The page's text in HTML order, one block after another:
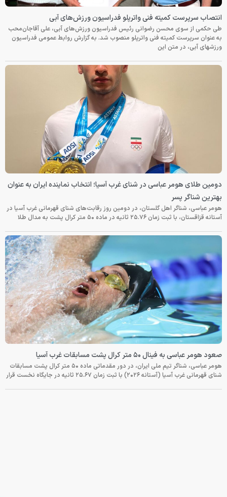
انتصاب سرپرست کمیته فنی واترپلو فدراسیون ورزش‌های آبی
طی حکمی از سوی محسن رضوانی رئیس فدراسیون ورزش‌های آبی، علی آقاجان‌محب
به عنوان سرپرست کمیته فنی واترپلو منصوب شد. به گزارش روابط عمومی فدراسیون
ورزشهای آبی، در متن این
دومین طلای هومر عباسی در شنای غرب آسیا؛ انتخاب نماینده ایران به عنوان
بهترین شناگر پسر
هومر عباسی، شناگر اهل گلستان، در دومین روز رقابت‌های شنای قهرمانی غرب آسیا در
آستانه قزاقستان، با ثبت زمان ۲۵.۷۶ ثانیه در ماده ۵۰ متر کرال پشت به مدال طلا
صعود هومر عباسی به فینال ۵۰ متر کرال پشت مسابقات غرب آسیا
هومر عباسی، شناگر تیم ملی ایران، در دور مقدماتی ماده ۵۰ متر کرال پشت مسابقات
شنای قهرمانی غرب آسیا (آستانه ۲۰۲۶) با ثبت زمان ۲۵.۶۷ ثانیه در جایگاه نخست قرار